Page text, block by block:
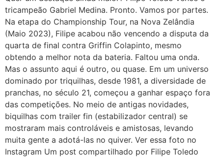
tricampeão Gabriel Medina. Pronto. Vamos por partes.
Na etapa do Championship Tour, na Nova Zelândia
(Maio 2023), Filipe acabou não vencendo a disputa da
quarta de final contra Griffin Colapinto, mesmo
obtendo a melhor nota da bateria. Faltou uma onda.
Mas o assunto aqui é outro, ou quase. Em um universo
dominado por triquilhas, desde 1981, a diversidade de
pranchas, no século 21, começou a ganhar espaço fora
das competições. No meio de antigas novidades,
biquilhas com trailer fin (estabilizador central) se
mostraram mais controláveis e amistosas, levando
muita gente a adotá-las no quiver. Ver essa foto no
Instagram Um post compartilhado por Filipe Toledo